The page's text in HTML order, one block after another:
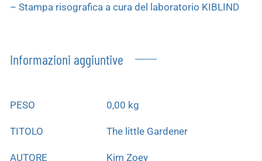
– Stampa risografica a cura del laboratorio KIBLIND
Informazioni aggiuntive
PESO 0,00 kg
TITOLO The little Gardener
AUTORE Kim Zoey